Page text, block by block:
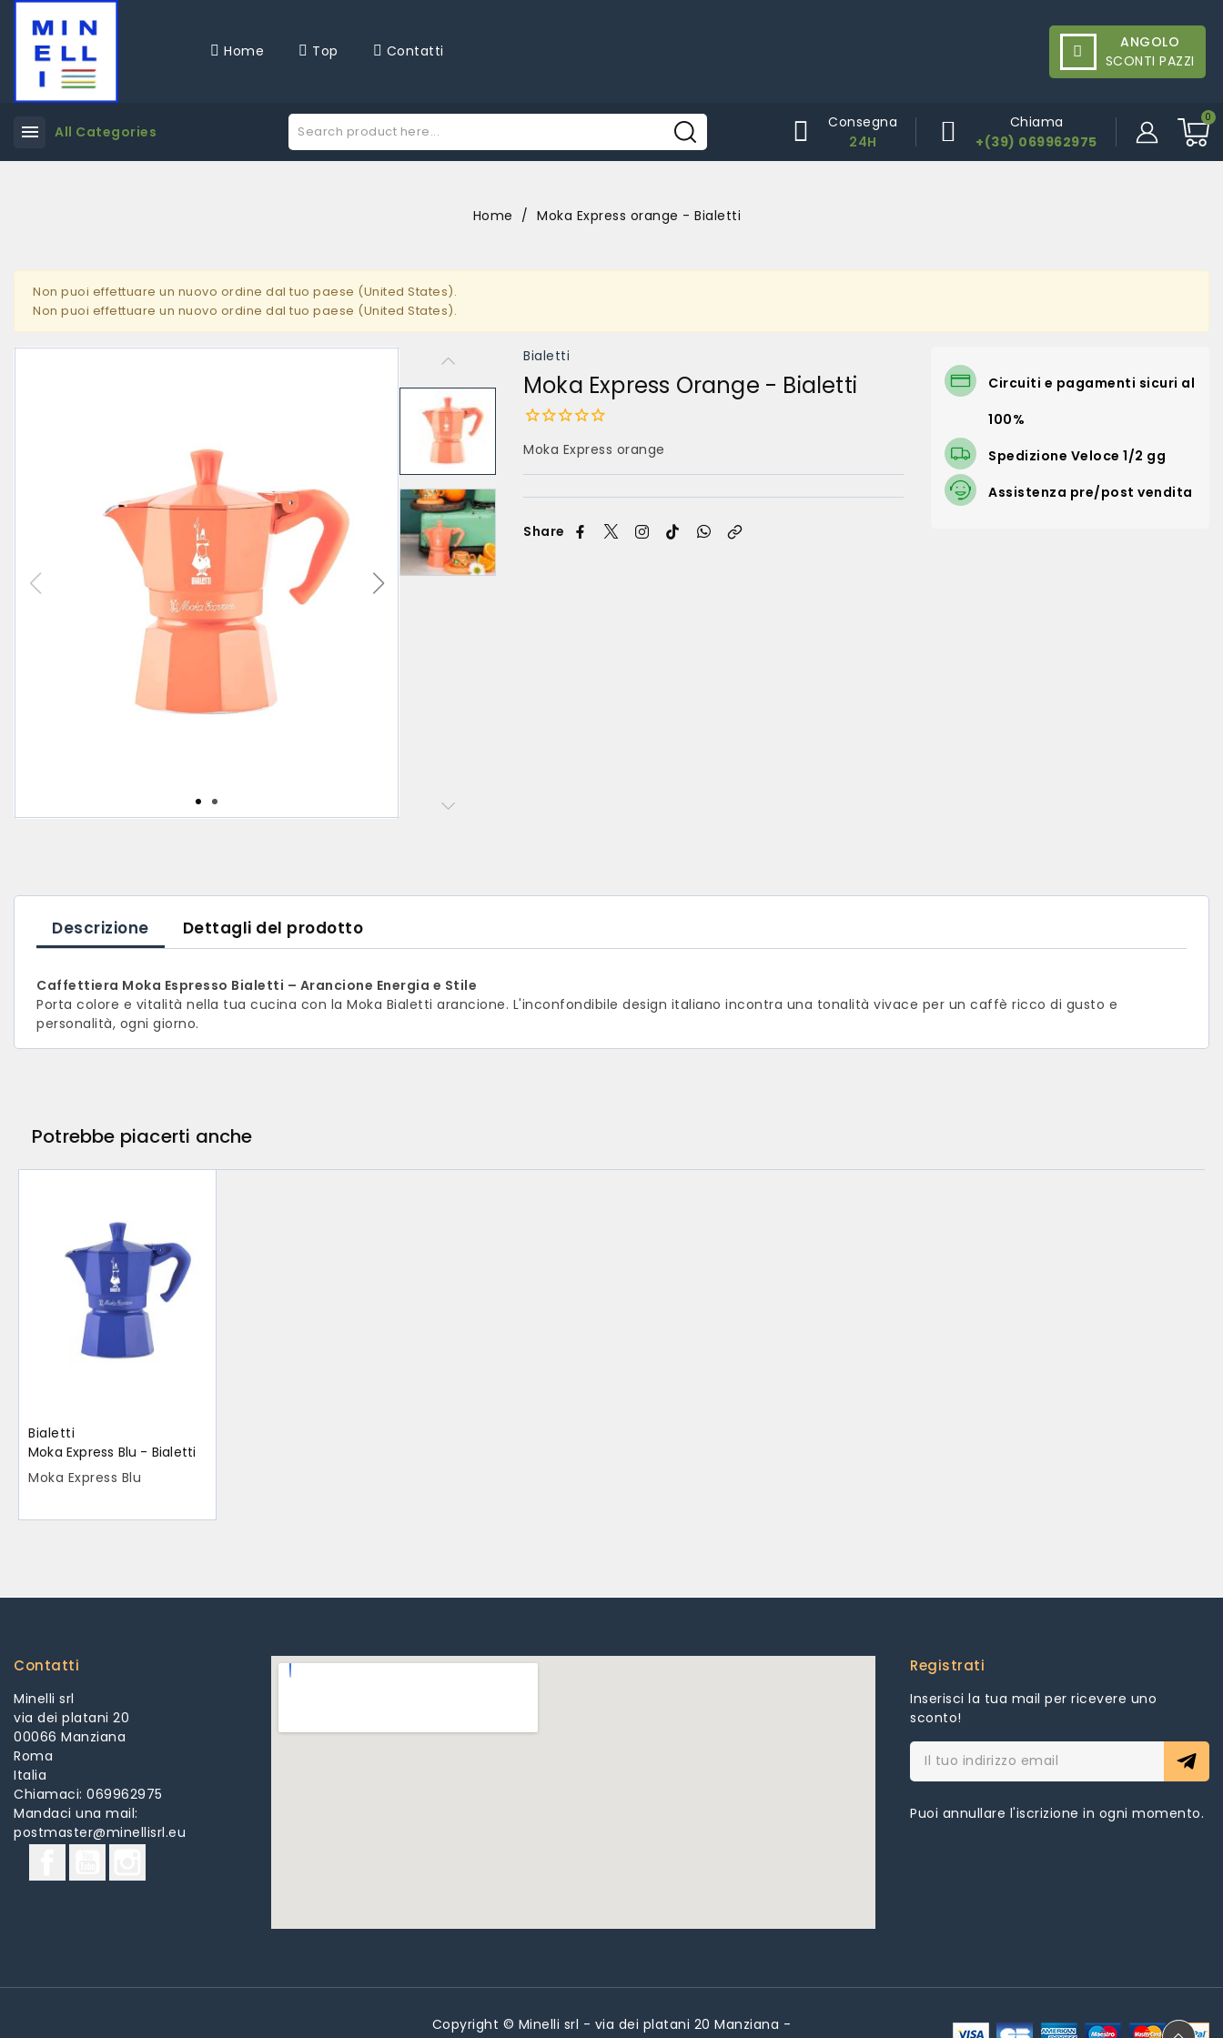
Home Top Contatti
ANGOLO
SCONTI PAZZI
menu All Categories
Consegna
24H
Chiama
+(39) 069962975
Home Moka Express orange - Bialetti
Non puoi effettuare un nuovo ordine dal tuo paese (United States).
Non puoi effettuare un nuovo ordine dal tuo paese (United States).
Bialetti
Moka Express Orange - Bialetti
Moka Express orange
Share
Circuiti e pagamenti sicuri al
100%
Spedizione Veloce 1/2 gg
Assistenza pre/post vendita
Descrizione Dettagli del prodotto
Caffettiera Moka Espresso Bialetti – Arancione Energia e Stile
Porta colore e vitalità nella tua cucina con la Moka Bialetti arancione. L'inconfondibile design italiano incontra una tonalità vivace per un caffè ricco di gusto e
personalità, ogni giorno.
Potrebbe piacerti anche
Bialetti
Moka Express Blu - Bialetti
Moka Express Blu
Contatti
Minelli srl
via dei platani 20
00066 Manziana
Roma
Italia
Chiamaci: 069962975
Mandaci una mail:
postmaster@minellisrl.eu
Registrati
Inserisci la tua mail per ricevere uno
sconto!
Puoi annullare l'iscrizione in ogni momento.
Copyright © Minelli srl - via dei platani 20 Manziana -